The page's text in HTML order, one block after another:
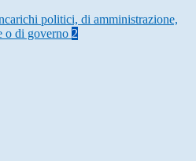
politici, di amministrazione,
o di governo 2